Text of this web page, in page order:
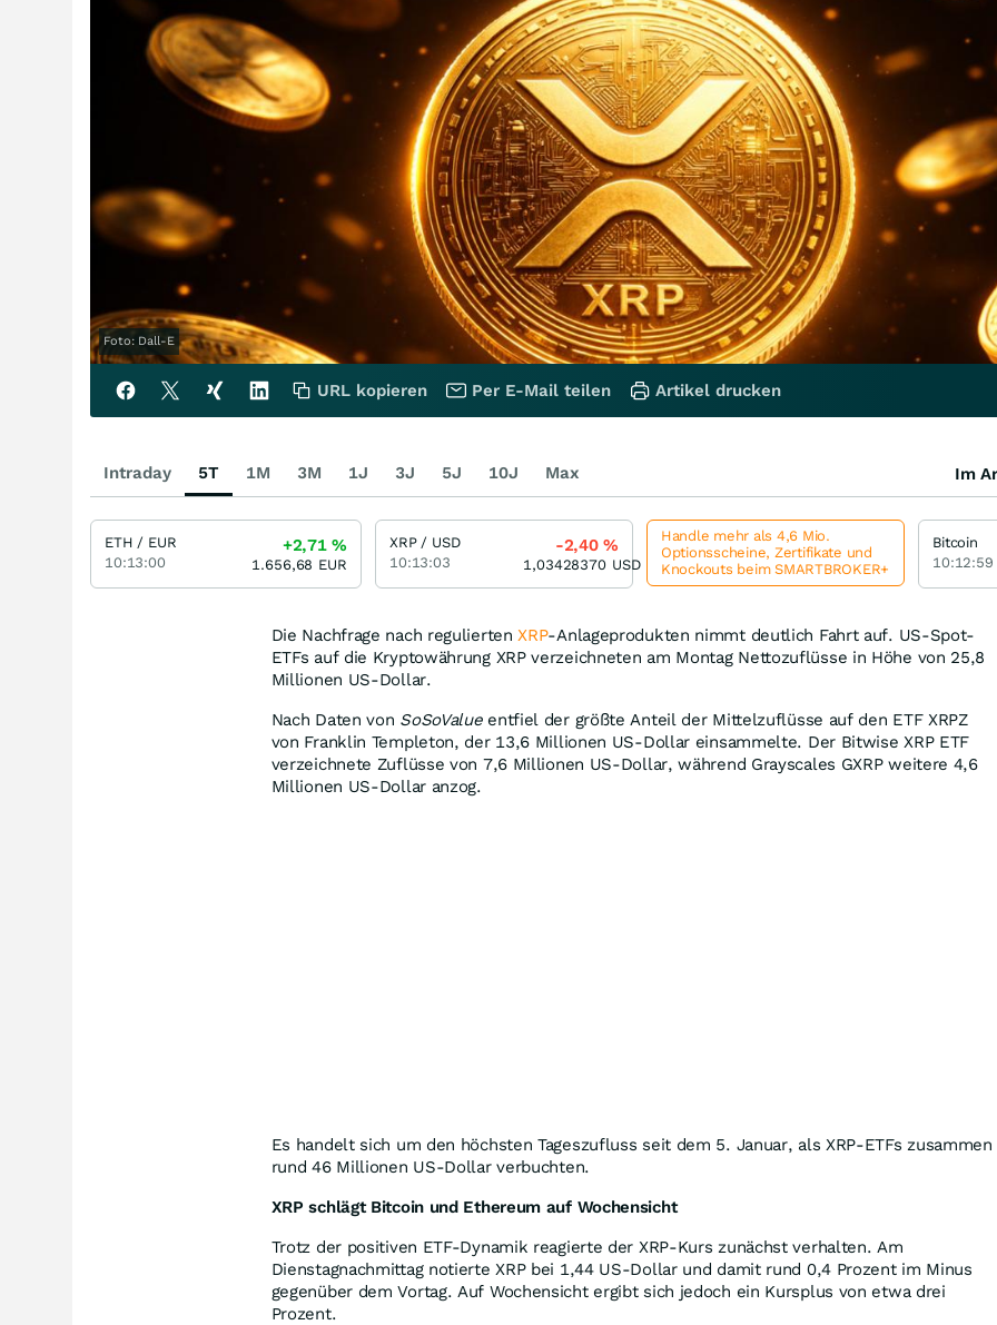
Foto: Dall-E
Die Nachfrage nach reguliertenXRP-Anlageprodukten nimmt deutlich Fahrt auf. US-Spot-
ETFs auf die Kryptowährung XRP verzeichneten am Montag Nettozuflüsse in Höhe von 25,8
Millionen US-Dollar.
Nach Daten von SoSoValueentfiel der größte Anteil der Mittelzuflüsse auf den ETF XRPZ
von Franklin Templeton, der 13,6 Millionen US-Dollar einsammelte. Der Bitwise XRP ETF
verzeichnete Zuflüsse von 7,6 Millionen US-Dollar, während Grayscales GXRP weitere 4,6
Millionen US-Dollar anzog.
Es handelt sich um den höchsten Tageszufluss seit dem 5. Januar, als XRP-ETFs zusammen
rund 46 Millionen US-Dollar verbuchten.
XRP schlägt Bitcoin und Ethereum auf Wochensicht
Trotz der positiven ETF-Dynamik reagierte der XRP-Kurs zunächst verhalten. Am
Dienstagnachmittag notierte XRP bei 1,44 US-Dollar und damit rund 0,4 Prozent im Minus
gegenüber dem Vortag. Auf Wochensicht ergibt sich jedoch ein Kursplus von etwa drei
Prozent.
URL kopieren Per E-Mail teilen Artikel drucken
Intraday 5T 1M 3M 1J 3J 5J 10J Max Im
ETH / EUR
10:13:00
+2,71%
1.656,68 EUR
XRP / USD
10:13:03
-2,40%
1,03428370 USD
Handle mehr als 4,6 Mio.
Optionsscheine, Zertifikate und
Knockouts beim SMARTBROKER+
Bitcoin
10:12:59